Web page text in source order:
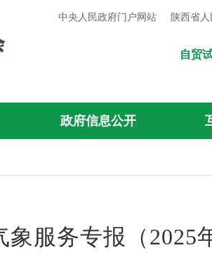
中央人民政府门户网站 陕西省
自贸
政府信息公开
服务专报（2025